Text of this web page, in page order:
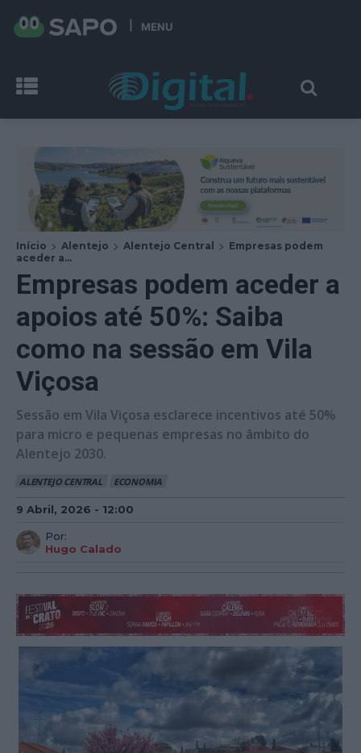
MENU
Início Alentejo Alentejo Central
Empresas podem
aceder a...
Empresas podem aceder a
apoios até 50%: Saiba
como na sessão em Vila
Viçosa
Sessão em Vila Viçosa esclarece incentivos até 50%
para micro e pequenas empresas no âmbito do
Alentejo 2030.
ALENTEJO CENTRAL ECONOMIA
9 Abril, 2026 - 12:00
Por:
Hugo Calado